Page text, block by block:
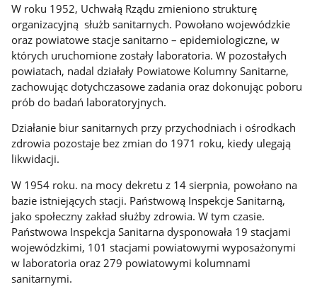
W roku 1952, Uchwałą Rządu zmieniono strukturę
organizacyjną służb sanitarnych. Powołano wojewódzkie
oraz powiatowe stacje sanitarno – epidemiologiczne, w
których uruchomione zostały laboratoria. W pozostałych
powiatach, nadal działały Powiatowe Kolumny Sanitarne,
zachowując dotychczasowe zadania oraz dokonując poboru
prób do badań laboratoryjnych.
Działanie biur sanitarnych przy przychodniach i ośrodkach
zdrowia pozostaje bez zmian do 1971 roku, kiedy ulegają
likwidacji.
W 1954 roku. na mocy dekretu z 14 sierpnia, powołano na
bazie istniejących stacji. Państwową Inspekcje Sanitarną,
jako społeczny zakład służby zdrowia. W tym czasie.
Państwowa Inspekcja Sanitarna dysponowała 19 stacjami
wojewódzkimi, 101 stacjami powiatowymi wyposażonymi
w laboratoria oraz 279 powiatowymi kolumnami
sanitarnymi.